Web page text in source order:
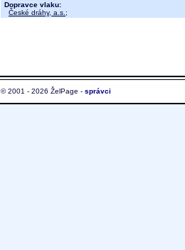
Dopravce vlaku:
České dráhy, a.s. ;
© 2001 - 2026 ŽelPage - správci